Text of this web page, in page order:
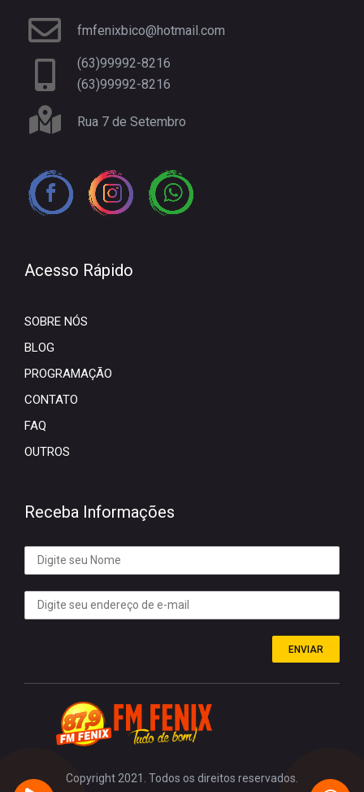
fmfenixbico@hotmail.com
(63)99992-8216
(63)99992-8216
Rua 7 de Setembro
Acesso Rápido
SOBRE NÓS
BLOG
PROGRAMAÇÃO
CONTATO
FAQ
OUTROS
Receba Informações
ENVIAR
Copyright 2021. Todos os direitos reservados.